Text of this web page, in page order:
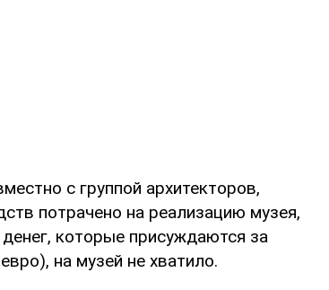
с группой архитекторов,
потрачено на реализацию музея,
которые присуждаются за
на музей не хватило.